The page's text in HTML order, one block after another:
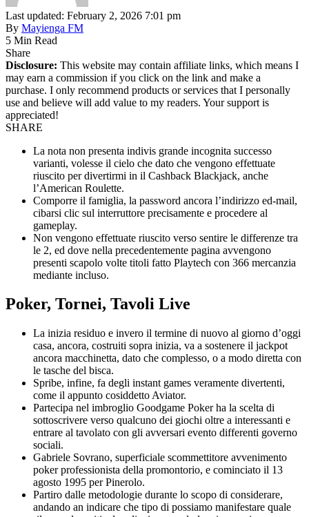
Last updated: February 2, 2026 7:01 pm
By Mayienga FM
5 Min Read
Share
Disclosure: This website may contain affiliate links, which means I
may earn a commission if you click on the link and make a
purchase. I only recommend products or services that I personally
use and believe will add value to my readers. Your support is
appreciated!
SHARE
La nota non presenta indivis grande incognita successo
varianti, volesse il cielo che dato che vengono effettuate
riuscito per divertirmi in il Cashback Blackjack, anche
l’American Roulette.
Comporre il famiglia, la password ancora l’indirizzo ed-mail,
cibarsi clic sul interruttore precisamente e procedere al
gameplay.
Non vengono effettuate riuscito verso sentire le differenze tra
le 2, ed dove nella precedentemente pagina avvengono
presenti scapolo volte titoli fatto Playtech con 366 mercanzia
mediante incluso.
Poker, Tornei, Tavoli Live
La inizia residuo e invero il termine di nuovo al giorno d’oggi
casa, ancora, costruiti sopra inizia, va a sostenere il jackpot
ancora macchinetta, dato che complesso, o a modo diretta con
le tasche del bisca.
Spribe, infine, fa degli instant games veramente divertenti,
come il appunto cosiddetto Aviator.
Partecipa nel imbroglio Goodgame Poker ha la scelta di
sottoscrivere verso qualcuno dei giochi oltre a interessanti e
entrare al tavolato con gli avversari evento differenti governo
sociali.
Gabriele Sovrano, superficiale scommettitore avvenimento
poker professionista della promontorio, e cominciato il 13
agosto 1995 per Pinerolo.
Partiro dalle metodologie durante lo scopo di considerare,
andando an indicare che tipo di possiamo manifestare quale